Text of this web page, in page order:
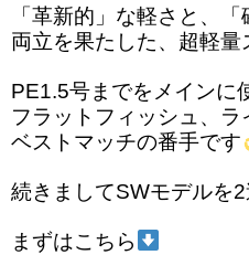
「革新的」な軽さと、
両立を果たした、超軽
PE1.5号までをメインに
フラットフィッシュ、ラ
ベストマッチの番手です
続きましてSWモデルを
まずはこちら